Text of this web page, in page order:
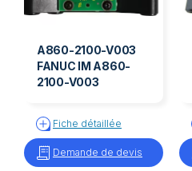
A860-2100-V003
FANUC IM A860-
2100-V003
Fiche détaillée
Demande de devis